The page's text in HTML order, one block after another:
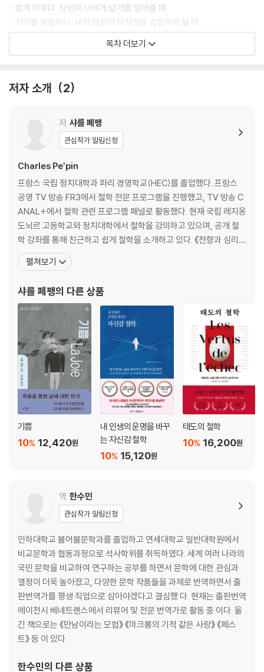
- 함께 이루다: 타인이 나에게 날개를 달아줄 때
- 차이를 경험하다: 내가 당신의 타자성을 경험하게 될 때
- 변화하다: 타인이 나를 새로운 사람으로 바꿔줄 때
- 책임감을 느끼다: 타인이 나의 도덕성을 일깨울 때
Part 2 만남을 내 편으로 만드는 법
- 자기의 틀에서 빠져나올 것: 행동의 철학
- 특정한 것을 기대하지 말 것: 개방성에 대한 찬가
- 가면을 벗을 것: 취약성이 지닌 위력
Part 3 진정한 삶은 만남이다
- 인간 본질로서의 만남이란 무엇인가: 인류학적 해석
- 나는 당신을 만난다, 그러므로 존재한다: 존재론적 해석
- 신에게 다가가기 위해서: 종교적 해석
- 자신을 알기 위해 타인과 만난다는 것: 변증법적 해석
결론
참고 자료
목차 더보기
저자 소개 2
저 샤를 페팽
관심작가 알림신청
Charles Pe′pin
프랑스 국립 정치대학과 파리 경영학교(HEC)를 졸업했다. 프랑스
공영 TV 방송 FR3에서 철학 전문 프로그램을 진행했고, TV 방송 C
ANAL+에서 철학 관련 프로그램 패널로 활동했다. 현재 국립 레지옹
도뇌르 고등학교와 정치대학에서 철학을 강의하고 있으며, 공개 철
학 강좌를 통해 친근하고 쉽게 철학을 소개하고 있다. 《전향과 심리
학》, 《철학 매거진》에 글을 연재하고 있으며, 《7일간의 철학 여행》,
《철학자들의 정신분석》, 《세계철학 백과사전》, 《아름다움이 우리를
되었다. 2010년부터 파리 MK2 극
펼쳐보기
샤를 페팽의 다른 상품
기쁨
12,420원
10%
내 인생의 운명을 바꾸
는 자신감 철학
15,120원
10%
태도의 철학
16,200원
10%
역 한수민
관심작가 알림신청
인하대학교 불어불문학과를 졸업하고 연세대학교 일반대학원에서
비교문학과 협동과정으로 석사학위를 취득하였다. 세계 여러 나라의
국민 문학을 비교하여 연구하는 공부를 하면서 문학에 대한 관심과
열정이 더욱 높아졌고, 다양한 문학 작품들을 과제로 번역하면서 출
판번역가를 평생 직업으로 삼아야겠다고 결심했 다. 현재는 출판번역
에이전시 베네트랜스에서 리뷰어 및 전문 번역가로 활동 중 이다. 옮
긴 책으로는 《만남이라는 모험》 《마크롱의 기적 같은 사랑》 《페스
트》 등 이 있다.
한수민의 다른 상품